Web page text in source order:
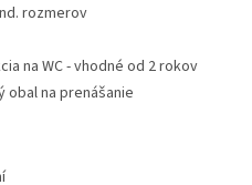
rozmerov
na WC - vhodné od 2 rokov
na prenášanie